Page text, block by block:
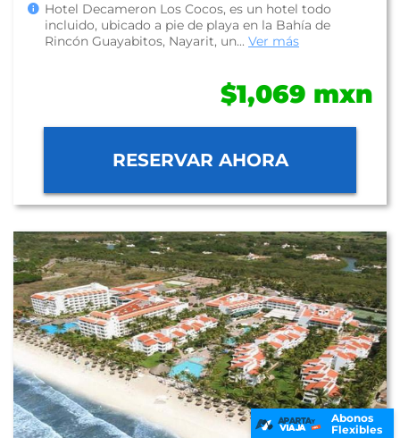
Hotel Decameron Los Cocos, es un hotel todo
incluido, ubicado a pie de playa en la Bahía de
Rincón Guayabitos, Nayarit, un... Ver más
$1,069 mxn
RESERVAR AHORA
Abonos
Flexibles